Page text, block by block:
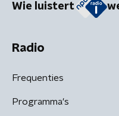
Wie luistert
Radio
Frequenties
Programma's